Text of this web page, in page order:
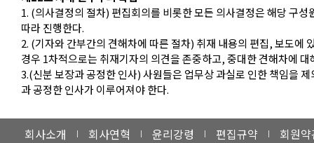
1. (의사결정의 절차) 편집회의를 비롯한 모든 의사결정은 해당 구
따라 진행한다.
2. (기자와 간부간의 견해차에 따른 절차) 취재 내용의 편집, 보도에
경우 1차적으로는 취재기자의 의견을 존중하고, 중대한 견해차에
3.(신분 보장과 공정한 인사) 사원들은 업무상 과실로 인한 책임을
과 공정한 인사가 이루어져야 한다.
회사소개 회사연혁 윤리강령 편집규약 회원